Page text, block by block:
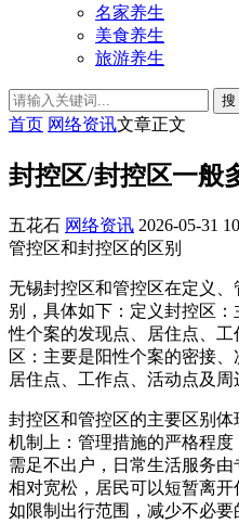
名家养生
美食养生
旅游养生
搜
首页 网络资讯文章正文
封控区/封控区一般
五花石 网络资讯 2026-05-31
管控区和封控区的区别
无锡封控区和管控区在定义
别，具体如下：定义封控区
性个案的发现点、居住点、
区：主要是阳性个案的密接
居住点、工作点、活动点及周
封控区和管控区的主要区别
机制上：管理措施的严格程
需足不出户，日常生活服务
相对宽松，居民可以短暂离开
如限制出行范围，减少不必要